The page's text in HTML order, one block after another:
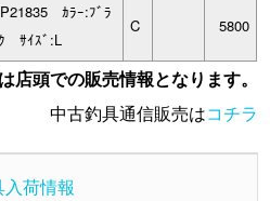
ｶﾗｰ:ﾌﾞﾗ
ｻｲｽﾞ:L
C 5800
店頭での販売情報となります。
中古釣具通信販売はコチラ
荷情報